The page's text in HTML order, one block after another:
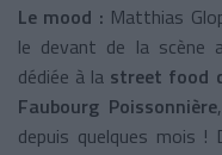
Le mood : Matthias
le devant de la scène
dédiée à la street food
Faubourg Poissonnière
depuis quelques mois !